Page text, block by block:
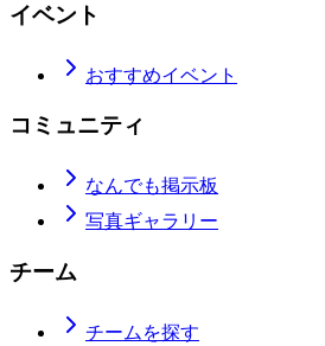
イベント
おすすめイベント
コミュニティ
なんでも掲示板
写真ギャラリー
チーム
チームを探す